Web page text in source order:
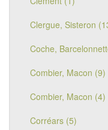
Clergue, Sisteron
Coche,
Combier, Macon (9)
Combier, Macon (4)
Corréars (5)